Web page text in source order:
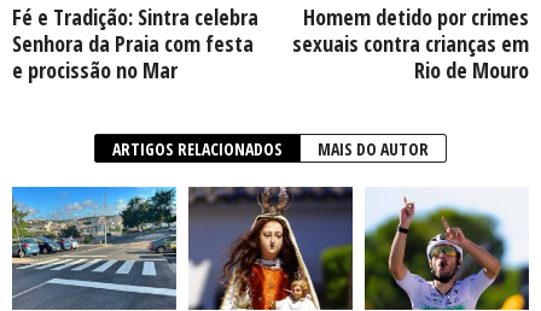
Fé e Tradição: Sintra celebra
Senhora da Praia com festa
e procissão no Mar
Homem detido por crimes
sexuais contra crianças em
Rio de Mouro
ARTIGOS RELACIONADOS MAIS DO AUTOR